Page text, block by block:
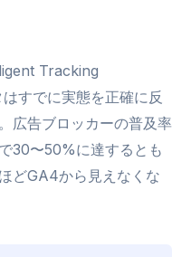
Tracking
すでに実態を正確に反
広告ブロッカーの普及率
30〜50%に達するとも
どGA4から見えなくな